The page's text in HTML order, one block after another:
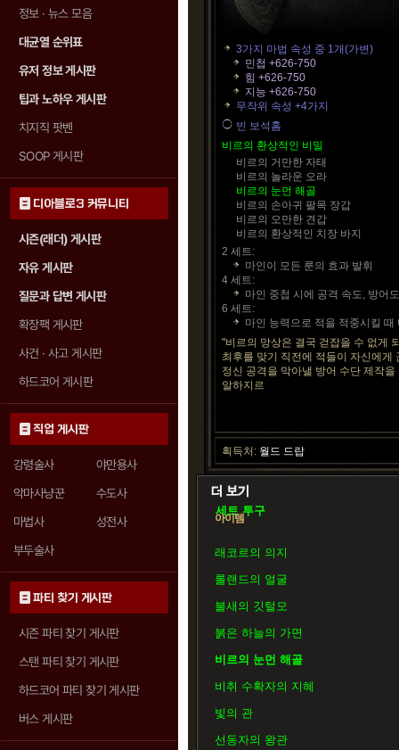
정보 · 뉴스 모음
대균열 순위표
유저 정보 게시판
팁과 노하우 게시판
치지직 팟벤
SOOP 게시판
디아블로3 커뮤니티
시즌(래더) 게시판
자유 게시판
질문과 답변 게시판
확장팩 게시판
사건 · 사고 게시판
하드코어 게시판
직업 게시판
강령술사
야만용사
악마사냥꾼
수도사
마법사
성전사
부두술사
파티 찾기 게시판
시즌 파티 찾기 게시판
스탠 파티 찾기 게시판
하드코어 파티 찾기 게시판
버스 게시판
3가지 마법 속성 중 1개(가변)
민첩 +626-750
힘 +626-750
지능 +626-750
무작위 속성 +4가지
빈 보석홈
비르의 환상적인 비밀
비르의 거만한 자태
비르의 놀라운 오라
비르의 눈먼 해골
비르의 손아귀 팔목 장갑
비르의 오만한 견갑
비르의 환상적인 치장 바지
2 세트:
마인이 모든 룬의 효과 발휘
4 세트:
마인 중첩 시에 공격 속도, 방어
6 세트:
마인 능력으로 적을 적중시킬 때
"비르의 망상은 결국 걷잡을 수 없게
최후를 맞기 직전에 적들이 자신에게
정신 공격을 막아낼 방어 수단 제작을
알하지르
획득처: 월드 드랍
세트 투구
아이템
래코르의 의지
롤랜드의 얼굴
불새의 깃털모
붉은 하늘의 가면
비르의 눈먼 해골
비취 수확자의 지혜
빛의 관
선동자의 왕관